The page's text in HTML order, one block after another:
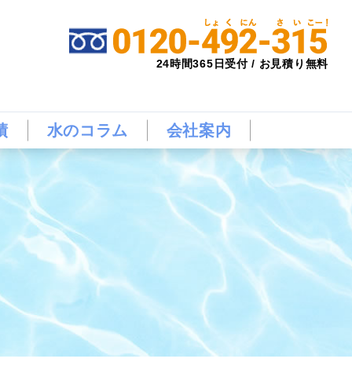
24時間365日受付 / お見積り無料
水のコラム 会社案内